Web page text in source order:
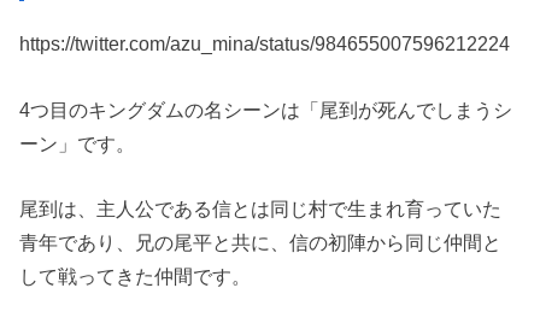
https://twitter.com/azu_mina/status/984655007596212224
4つ目のキングダムの名シーンは「尾到が死んでしまうシ
ーン」です。
尾到は、主人公である信とは同じ村で生まれ育っていた
青年であり、兄の尾平と共に、信の初陣から同じ仲間と
して戦ってきた仲間です。